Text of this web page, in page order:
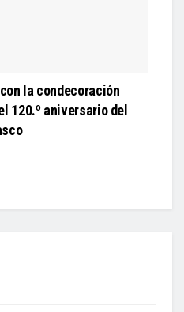
la condecoración
120.º aniversario del